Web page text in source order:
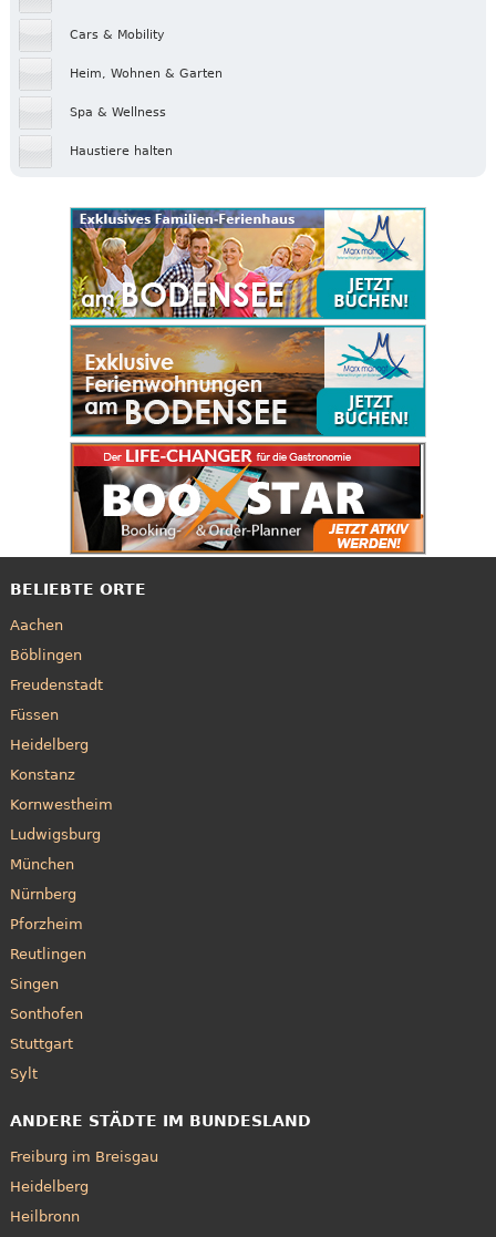
Cars & Mobility
Heim, Wohnen & Garten
Spa & Wellness
Haustiere halten
BELIEBTE ORTE
Aachen
Böblingen
Freudenstadt
Füssen
Heidelberg
Konstanz
Kornwestheim
Ludwigsburg
München
Nürnberg
Pforzheim
Reutlingen
Singen
Sonthofen
Stuttgart
Sylt
ANDERE STÄDTE IM BUNDESLAND
Freiburg im Breisgau
Heidelberg
Heilbronn